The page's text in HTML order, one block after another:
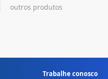
outros produtos
Trabalhe conosco